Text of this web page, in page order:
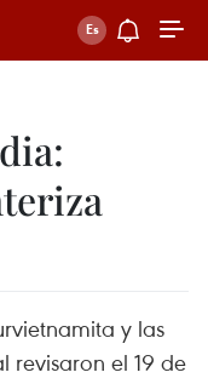
y las
revisaron el 19 de